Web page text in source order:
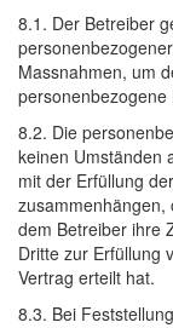
8.1. Der Betreiber
Massnahmen, um
personenbezogene
8.2. Die
keinen Umständen
mit der Erfüllung
zusammenhängen,
dem Betreiber ihre
Dritte zur Erfüllung
Vertrag erteilt hat.
8.3. Bei